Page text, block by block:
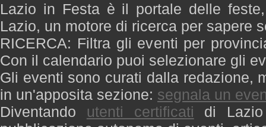
Lazio in Festa è il portale delle
Lazio, un motore di ricerca per sapere
RICERCA: Filtra gli eventi per
Con il calendario puoi selezionare gli
Gli eventi sono curati dalla redazione,
in un'apposita sezione: segnala un
Diventando utenti certificati di